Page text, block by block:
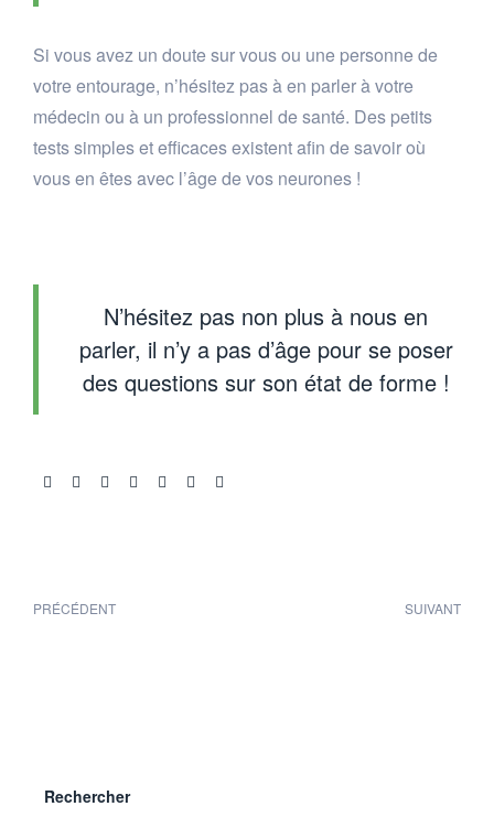
Si vous avez un doute sur vous ou une personne de
votre entourage, n’hésitez pas à en parler à votre
médecin ou à un professionnel de santé. Des petits
tests simples et efficaces existent afin de savoir où
vous en êtes avec l’âge de vos neurones !
N’hésitez pas non plus à nous en
parler, il n’y a pas d’âge pour se poser
des questions sur son état de forme !
Share:
PRÉCÉDENT SUIVANT
Rechercher